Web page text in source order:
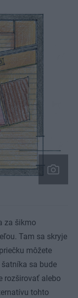
za šikmo
Tam sa skryje
môžete
sa bude
rozširovať alebo
tohto